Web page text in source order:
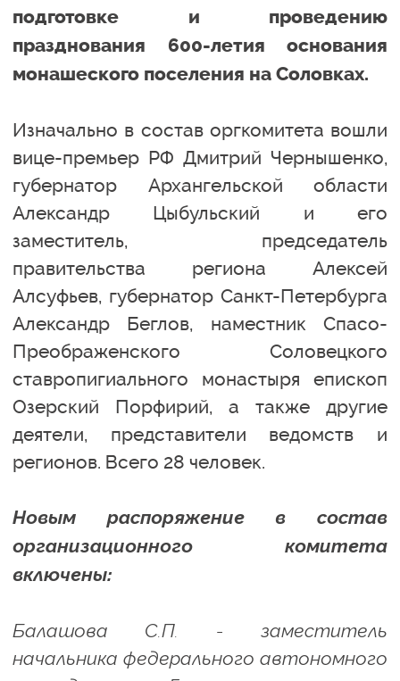
подготовке и проведению
празднования 600-летия основания
монашеского поселения на Соловках.
Изначально в состав оргкомитета вошли
вице-премьер РФ Дмитрий Чернышенко,
губернатор Архангельской области
Александр Цыбульский и его
заместитель, председатель
правительства региона Алексей
Алсуфьев, губернатор Санкт-Петербурга
Александр Беглов, наместник Спасо-
Преображенского Соловецкого
ставропигиального монастыря епископ
Озерский Порфирий, а также другие
деятели, представители ведомств и
регионов. Всего 28 человек.
Новым распоряжение в состав
организационного комитета
включены:
Балашова С.П. - заместитель
начальника федерального автономного